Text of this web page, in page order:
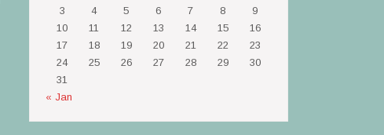
3
4 5 6 7 8
9
10
11 12 13 14 15
16
17
18 19 20 21 22
23
24
25 26 27 28 29
30
31
« Jan